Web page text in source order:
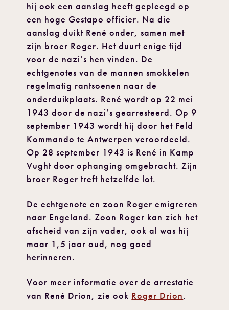
hij ook een aanslag heeft gepleegd op
een hoge Gestapo officier. Na die
aanslag duikt René onder, samen met
zijn broer Roger. Het duurt enige tijd
voor de nazi’s hen vinden. De
echtgenotes van de mannen smokkelen
regelmatig rantsoenen naar de
onderduikplaats. René wordt op 22 mei
1943 door de nazi’s gearresteerd. Op 9
september 1943 wordt hij door het Feld
Kommando te Antwerpen veroordeeld.
Op 28 september 1943 is René in Kamp
Vught door ophanging omgebracht. Zijn
broer Roger treft hetzelfde lot.
De echtgenote en zoon Roger emigreren
naar Engeland. Zoon Roger kan zich het
afscheid van zijn vader, ook al was hij
maar 1,5 jaar oud, nog goed
herinneren.
Voor meer informatie over de arrestatie
van René Drion, zie ook Roger Drion.